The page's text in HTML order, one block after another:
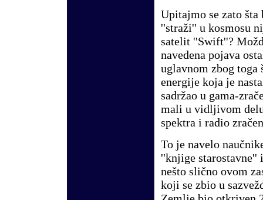
Upitajmo se zato šta
''straži'' u kosmosu
satelit ''Swift''?
navedena pojava
uglavnom zbog toga
energije koja je
sadržao u gama-
mali u vidljivom
spektra i radio
To je navelo
''knjige starostavne''
nešto slično ovom
koji se zbio u